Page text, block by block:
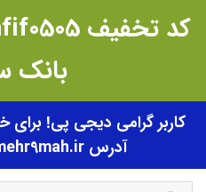
بانک
کاربر گرامی دیجی پی! برای
آدرس mehr9mah.ir مراجعه فرمایید.